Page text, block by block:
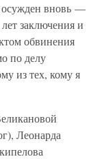
осужден вновь —
заключения и
обвинения
по делу
из тех, кому я
Леонарда